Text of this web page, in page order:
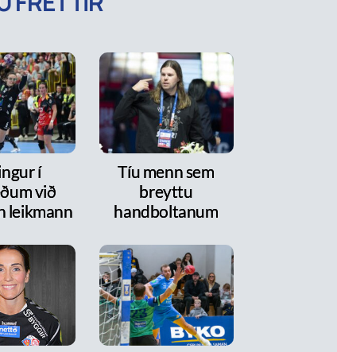
í
við
leikmann
Tíu menn sem
breyttu
handboltanum